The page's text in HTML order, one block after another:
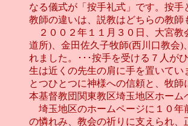
なる儀式が「按手礼式」です。按
教師の違いは、説教はどちらの教
２００２年１１月３０日、大宮教
道所)、金田佐久子牧師(西川口教会
れました。･･･按手を受ける７人が
生は近くの先生の肩に手を置いて
とつひとつに神様への信頼と、牧
本基督教団関東教区埼玉地区ホーム
埼玉地区のホームページに１０年
の憐れみ、教会の祈りに支えられ、